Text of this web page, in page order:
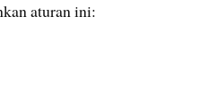
aturan ini: